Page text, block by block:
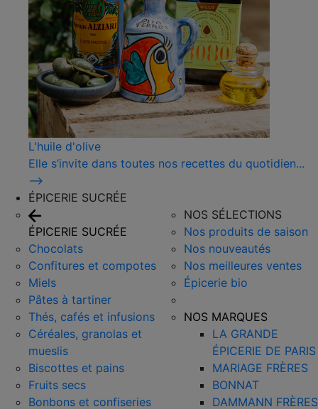
L'huile d'olive
Elle s’invite dans toutes nos recettes du quotidien...
⟶
ÉPICERIE SUCRÉE
ÉPICERIE SUCRÉE
Chocolats
Confitures et compotes
Miels
Pâtes à tartiner
Thés, cafés et infusions
Céréales, granolas et
mueslis
Biscottes et pains
Fruits secs
Bonbons et confiseries
NOS SÉLECTIONS
Nos produits de saison
Nos nouveautés
Nos meilleures ventes
Épicerie bio
NOS MARQUES
LA GRANDE
ÉPICERIE DE PARIS
MARIAGE FRÈRES
BONNAT
DAMMANN FRÈRES